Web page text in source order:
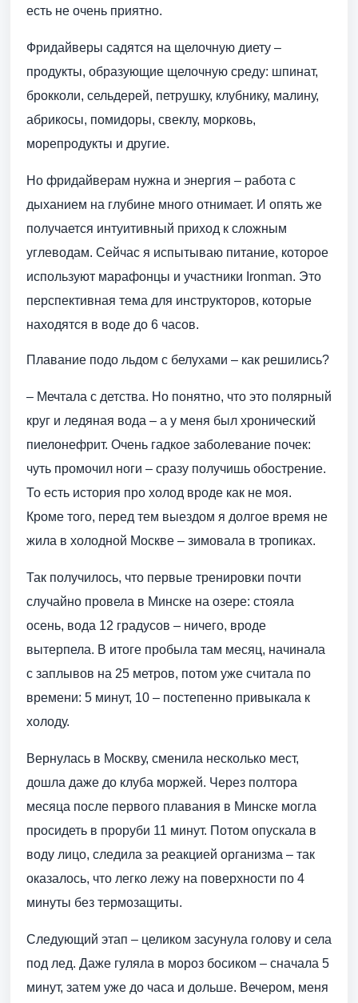
есть не очень приятно.
Фридайверы садятся на щелочную диету –
продукты, образующие щелочную среду: шпинат,
брокколи, сельдерей, петрушку, клубнику, малину,
абрикосы, помидоры, свеклу, морковь,
морепродукты и другие.
Но фридайверам нужна и энергия – работа с
дыханием на глубине много отнимает. И опять же
получается интуитивный приход к сложным
углеводам. Сейчас я испытываю питание, которое
используют марафонцы и участники Ironman. Это
перспективная тема для инструкторов, которые
находятся в воде до 6 часов.
Плавание подо льдом с белухами – как решились?
– Мечтала с детства. Но понятно, что это полярный
круг и ледяная вода – а у меня был хронический
пиелонефрит. Очень гадкое заболевание почек:
чуть промочил ноги – сразу получишь обострение.
То есть история про холод вроде как не моя.
Кроме того, перед тем выездом я долгое время не
жила в холодной Москве – зимовала в тропиках.
Так получилось, что первые тренировки почти
случайно провела в Минске на озере: стояла
осень, вода 12 градусов – ничего, вроде
вытерпела. В итоге пробыла там месяц, начинала
с заплывов на 25 метров, потом уже считала по
времени: 5 минут, 10 – постепенно привыкала к
холоду.
Вернулась в Москву, сменила несколько мест,
дошла даже до клуба моржей. Через полтора
месяца после первого плавания в Минске могла
просидеть в проруби 11 минут. Потом опускала в
воду лицо, следила за реакцией организма – так
оказалось, что легко лежу на поверхности по 4
минуты без термозащиты.
Следующий этап – целиком засунула голову и села
под лед. Даже гуляла в мороз босиком – сначала 5
минут, затем уже до часа и дольше. Вечером, меня